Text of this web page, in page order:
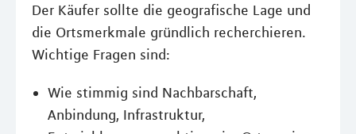
Der Käufer sollte die geografische Lage und
die Ortsmerkmale gründlich recherchieren.
Wichtige Fragen sind:
Wie stimmig sind Nachbarschaft,
Anbindung, Infrastruktur,